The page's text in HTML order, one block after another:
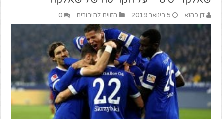
דן כהנא 5 בינואר 2019 הזווית לחיבורים 0